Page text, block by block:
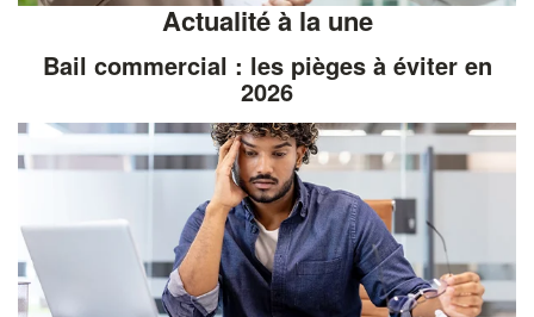
Actualité à la une
Bail commercial : les pièges à éviter en
2026